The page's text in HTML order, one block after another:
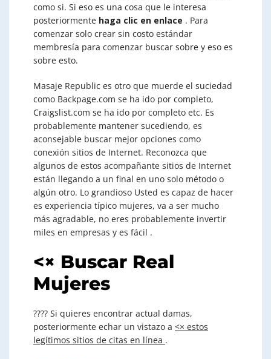
como si. Si eso es una cosa que le interesa
posteriormente haga clic en enlace . Para
comenzar solo crear sin costo estándar
membresía para comenzar buscar sobre y eso es
sobre esto.
Masaje Republic es otro que muerde el suciedad
como Backpage.com se ha ido por completo,
Craigslist.com se ha ido por completo etc. Es
probablemente mantener sucediendo, es
aconsejable buscar mejor opciones como
conexión sitios de Internet. Reconozca que
algunos de estos acompañante sitios de Internet
están llegando a un final en uno solo método o
algún otro. Lo grandioso Usted es capaz de hacer
es experiencia típico mujeres, va a ser mucho
más agradable, no eres probablemente invertir
miles en empresas y es fácil .
<× Buscar Real
Mujeres
???? Si quieres encontrar actual damas,
posteriormente echar un vistazo a <× estos
legítimos sitios de citas en línea .